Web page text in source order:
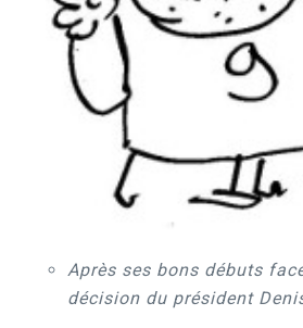
Après ses bons débuts
décision du président